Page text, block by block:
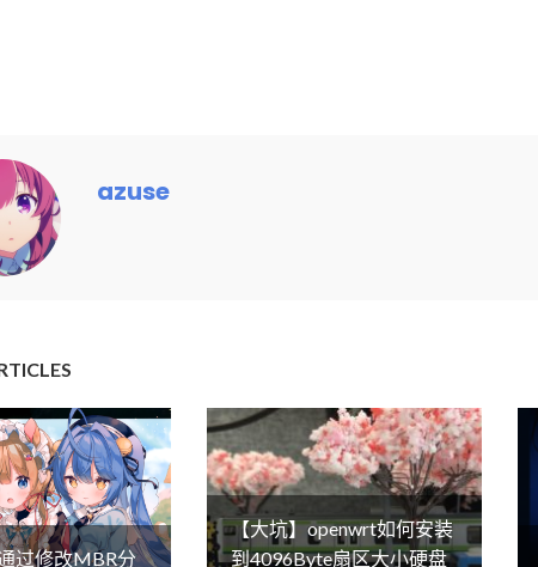
azuse
过修改MBR分
【大坑】openwrt如何安装
到4096Byte扇区大小硬盘